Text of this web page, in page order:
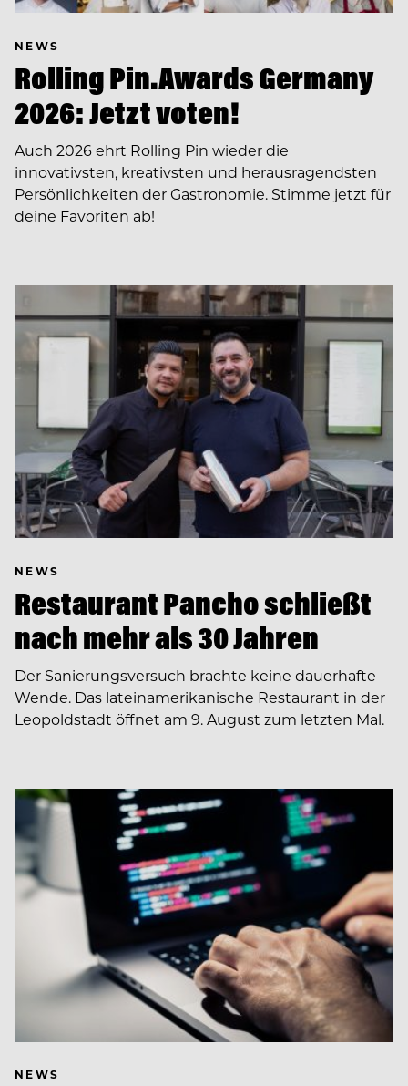
NEWS
Rolling Pin.Awards Germany
2026: Jetzt voten!
Auch 2026 ehrt Rolling Pin wieder die
innovativsten, kreativsten und herausragendsten
Persönlichkeiten der Gastronomie. Stimme jetzt für
deine Favoriten ab!
NEWS
Restaurant Pancho schließt
nach mehr als 30 Jahren
Der Sanierungsversuch brachte keine dauerhafte
Wende. Das lateinamerikanische Restaurant in der
Leopoldstadt öffnet am 9. August zum letzten Mal.
NEWS